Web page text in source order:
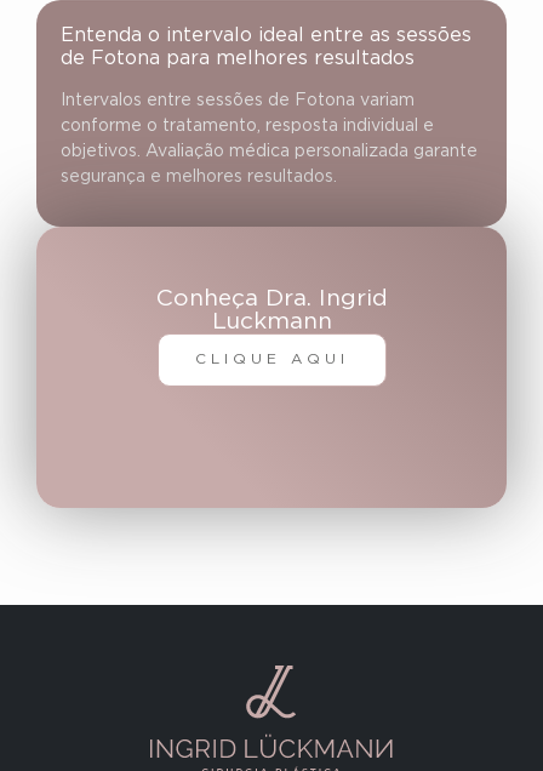
Entenda o intervalo ideal entre as sessões
de Fotona para melhores resultados
Intervalos entre sessões de Fotona variam
conforme o tratamento, resposta individual e
objetivos. Avaliação médica personalizada garante
segurança e melhores resultados.
Conheça Dra. Ingrid
Luckmann
CLIQUE AQUI